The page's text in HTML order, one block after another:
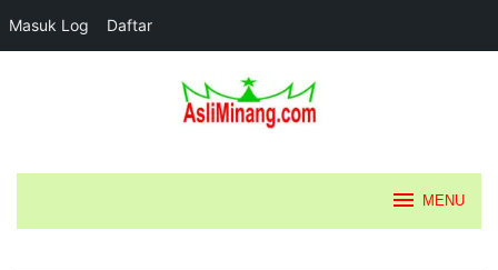
Masuk Log Daftar
MENU